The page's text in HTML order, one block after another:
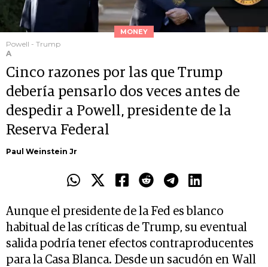
MONEY
Powell - Trump
A
Cinco razones por las que Trump
debería pensarlo dos veces antes de
despedir a Powell, presidente de la
Reserva Federal
Paul Weinstein Jr
Aunque el presidente de la Fed es blanco
habitual de las críticas de Trump, su eventual
salida podría tener efectos contraproducentes
para la Casa Blanca. Desde un sacudón en Wall